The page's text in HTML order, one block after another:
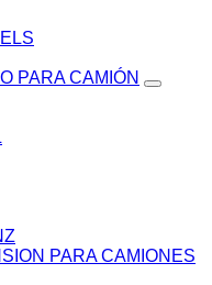
PARA CAMIÓN
PARA CAMIONES